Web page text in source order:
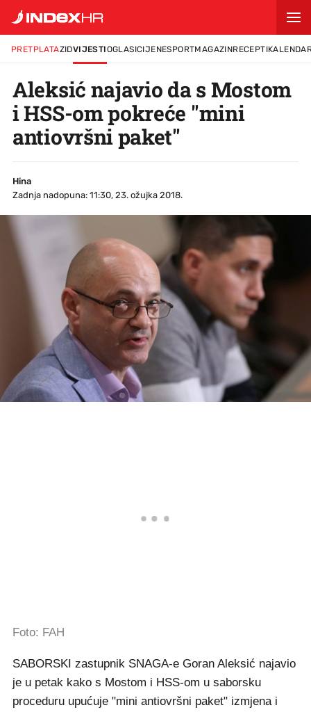
PRETPLATAZIDVIJESTIOGLASICIJENESPORTMAGAZINRECEPTI
Aleksić najavio da s Mostom
i HSS-om pokreće "mini
antiovršni paket"
Hina
Zadnja nadopuna: 11:30, 23. ožujka 2018.
Foto: FAH
SABORSKI zastupnik SNAGA-e Goran Aleksić najavio
je u petak kako s Mostom i HSS-om u saborsku
proceduru upućuje "mini antiovršni paket" izmjena i